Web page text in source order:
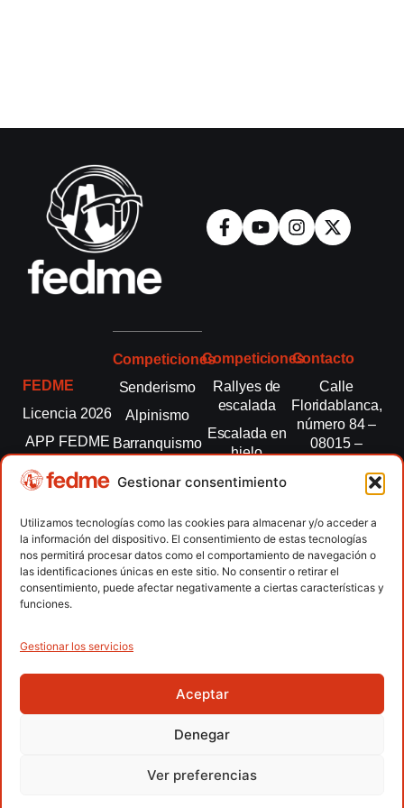
Gestionar consentimiento
Utilizamos tecnologías como las cookies para almacenar y/o acceder a
la información del dispositivo. El consentimiento de estas tecnologías
nos permitirá procesar datos como el comportamiento de navegación o
las identificaciones únicas en este sitio. No consentir o retirar el
consentimiento, puede afectar negativamente a ciertas características y
funciones.
Gestionar los servicios
Aceptar
Denegar
Ver preferencias
FEDME
Licencia 2026
APP FEDME
Transparencia
autonómicas
Clubes
Contacto
Competiciones
Senderismo
Alpinismo
Barranquismo
montaña
Escalada
Escalada
paralimpica
Competiciones
Rallyes de
escalada
Escalada en
hielo
Esquí de
Marcha
Nórdica
Raquetas de
nieve
Contacto
Calle
Floridablanca,
número 84 –
08015 –
fedme@fedme.es
934 264 267
Copyright © 2026 Federación Española de Deportes de
Montaña y Escalada | Desarrollado porTOOOLS
Política de Privacidad APPAccesibilidad